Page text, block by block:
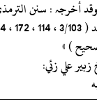
علي زئي: